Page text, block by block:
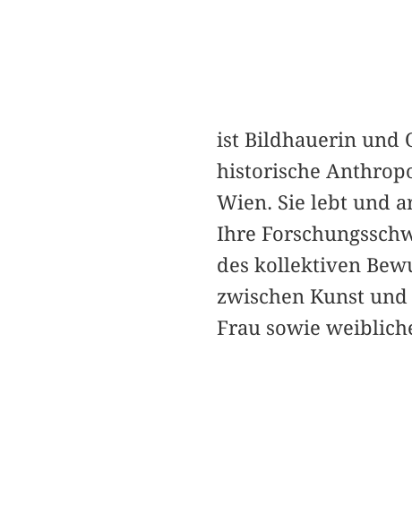
ist Bildhauerin und
historische
Wien. Sie lebt und
Ihre
des kollektiven
zwischen Kunst
Frau sowie